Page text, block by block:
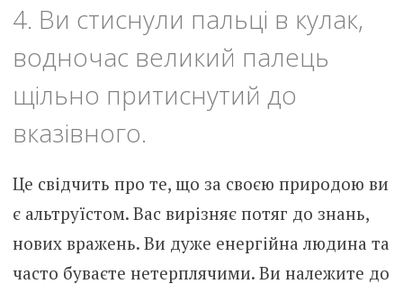
4. Ви стиснули пальці в кулак,
водночас великий палець
щільно притиснутий до
вказівного.
Це свідчить про те, що за своєю природою ви
є альтруїстом. Вас вирізняє потяг до знань,
нових вражень. Ви дуже енергійна людина та
часто буваєте нетерплячими. Ви належите до